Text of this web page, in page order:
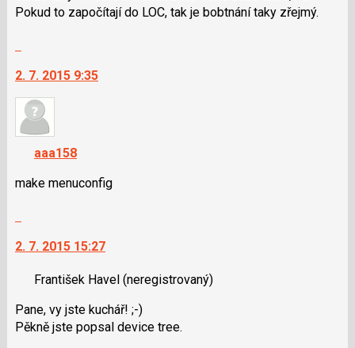
N
P
pro
předchozí
nový
názor
Pokud to započítají do LOC, tak je bobtnání taky zřejmý.
další
nový
názor.
navigaci
lze
použít
pro
a
pro
předchozí
2. 7. 2015 9:35
aaa158
make menuconfig
další
názor.
navigaci
lze
2. 7. 2015 15:27
František Havel (neregistrovaný)
Pane, vy jste kuchář! ;-)
Pěkně jste popsal device tree.